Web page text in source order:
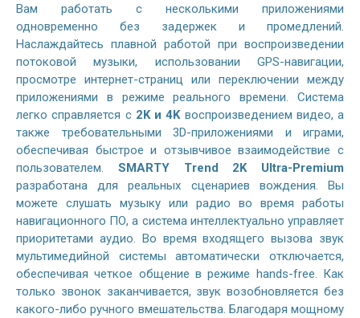
Вам работать с несколькими приложениями
одновременно без задержек и промедлений.
Наслаждайтесь плавной работой при воспроизведении
потоковой музыки, использовании GPS-навигации,
просмотре интернет-страниц или переключении между
приложениями в режиме реального времени. Система
легко справляется с 2K и 4Kвоспроизведением видео, а
также требовательными 3D-приложениями и играми,
обеспечивая быстрое и отзывчивое взаимодействие с
пользователем. SMARTY Trend 2K Ultra-Premium
разработана для реальных сценариев вождения. Вы
можете слушать музыку или радио во время работы
навигационного ПО, а система интеллектуально управляет
приоритетами аудио. Во время входящего вызова звук
мультимедийной системы автоматически отключается,
обеспечивая четкое общение в режиме hands-free. Как
только звонок заканчивается, звук возобновляется без
какого-либо ручного вмешательства. Благодаря мощному